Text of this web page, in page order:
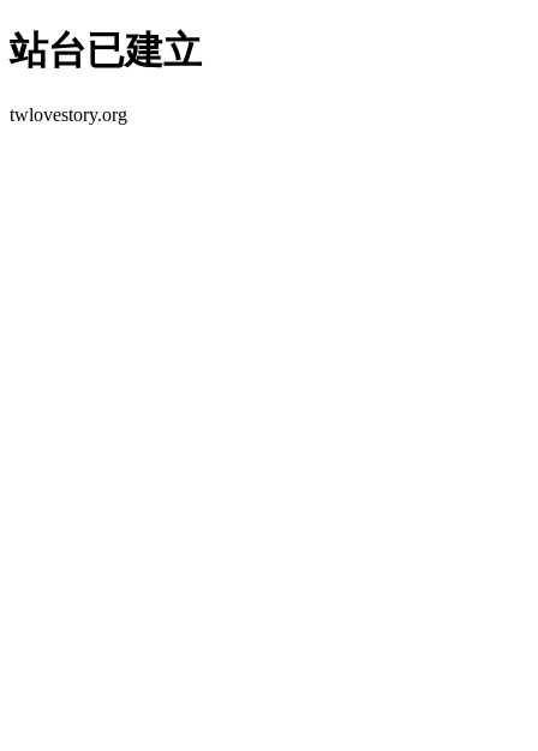
站台已建立
twlovestory.org